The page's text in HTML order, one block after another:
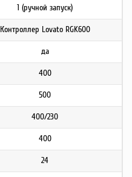
1 (ручной запуск)
Контроллер Lovato RGK600
да
400
500
400/230
400
24